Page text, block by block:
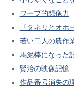
ワープ的想像力
『タネリとオホ
若い二人の農作
馬泥棒になった
賢治の映像記憶
作品番号消失の